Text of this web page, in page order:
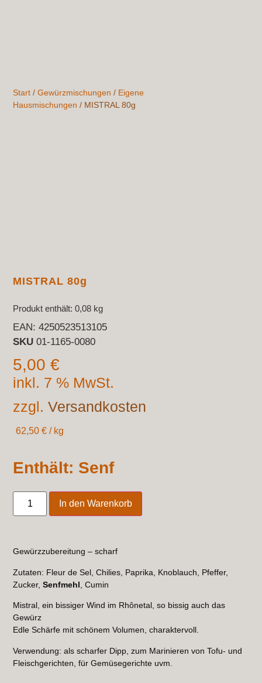
Start /Gewürzmischungen / Eigene
Hausmischungen / MISTRAL 80g
MISTRAL 80g
Produkt enthält: 0,08 kg
EAN:4250523513105
SKU01-1165-0080
5,00€
inkl. 7 % MwSt.
zzgl.Versandkosten
62,50€ / kg
Enthält: Senf
In den Warenkorb
Gewürzzubereitung – scharf
Zutaten: Fleur de Sel, Chilies, Paprika, Knoblauch, Pfeffer,
Zucker,Senfmehl , Cumin
Mistral, ein bissiger Wind im Rhônetal, so bissig auch das
Gewürz
Edle Schärfe mit schönem Volumen, charaktervoll.
Verwendung: als scharfer Dipp, zum Marinieren von Tofu- und
Fleischgerichten, für Gemüsegerichte uvm.